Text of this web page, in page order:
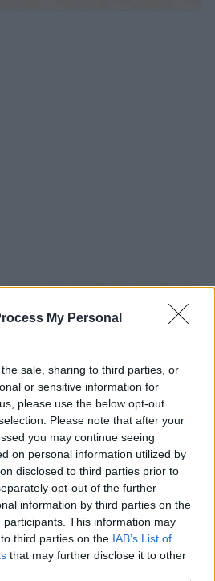
My Personal
sale, sharing to third parties, or
or sensitive information for
please use the below opt-out
Please note that after your
you may continue seeing
on personal information utilized by
disclosed to third parties prior to
opt-out of the further
information by third parties on the
participants. This information may
third parties on the IAB’s List of
that may further disclose it to other
que digo, pues YAHWEH
en todo.
el Mashíaj,
a mi buena nueva.
sufrimientos, hasta
malhechor. Pero la
no está presa.
lo sufro a Vajesed
para que ellos
en su yom que es en el
gloria eterna.
es esta afirmación: Si
con él.
reinaremos con él. Si lo
nos negará.